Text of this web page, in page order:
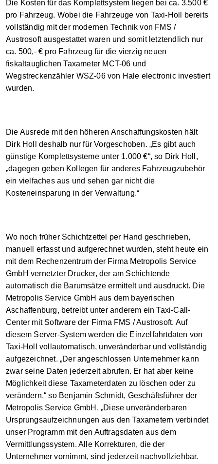
Die Kosten für das Komplettsystem liegen bei ca. 3.500 €
pro Fahrzeug. Wobei die Fahrzeuge von Taxi-Holl bereits
vollständig mit der modernen Technik von FMS /
Austrosoft ausgestattet waren und somit letztendlich nur
ca. 500,- € pro Fahrzeug für die vierzig neuen
fiskaltauglichen Taxameter MCT-06 und
Wegstreckenzähler WSZ-06 von Hale electronic investiert
wurden.
Die Ausrede mit den höheren Anschaffungskosten hält
Dirk Holl deshalb nur für Vorgeschoben. „Es gibt auch
günstige Komplettsysteme unter 1.000 €“, so Dirk Holl,
„dagegen geben Kollegen für anderes Fahrzeugzubehör
ein vielfaches aus und sehen gar nicht die
Kosteneinsparung in der Verwaltung.“
Wo noch früher Schichtzettel per Hand geschrieben,
manuell erfasst und aufgerechnet wurden, steht heute ein
mit dem Rechenzentrum der Firma Metropolis Service
GmbH vernetzter Drucker, der am Schichtende
automatisch die Barumsätze ermittelt und ausdruckt. Die
Metropolis Service GmbH aus dem bayerischen
Aschaffenburg, betreibt unter anderem ein Taxi-Call-
Center mit Software der Firma FMS / Austrosoft. Auf
diesem Server-System werden die Einzelfahrtdaten von
Taxi-Holl vollautomatisch, unveränderbar und vollständig
aufgezeichnet. „Der angeschlossen Unternehmer kann
zwar seine Daten jederzeit abrufen. Er hat aber keine
Möglichkeit diese Taxameterdaten zu löschen oder zu
verändern.“ so Benjamin Schmidt, Geschäftsführer der
Metropolis Service GmbH. „Diese unveränderbaren
Ursprungsaufzeichnungen aus den Taxametern verbindet
unser Programm mit den Auftragsdaten aus dem
Vermittlungssystem. Alle Korrekturen, die der
Unternehmer vornimmt, sind jederzeit nachvollziehbar.